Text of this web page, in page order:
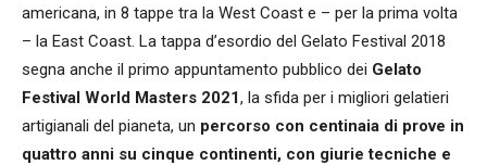
americana, in 8 tappe tra la West Coast e – per la prima volta
– la East Coast. La tappa d’esordio del Gelato Festival 2018
segna anche il primo appuntamento pubblico dei Gelato
Festival World Masters 2021, la sfida per i migliori gelatieri
artigianali del pianeta, un percorso con centinaia di prove in
quattro anni su cinque continenti, con giurie tecniche e